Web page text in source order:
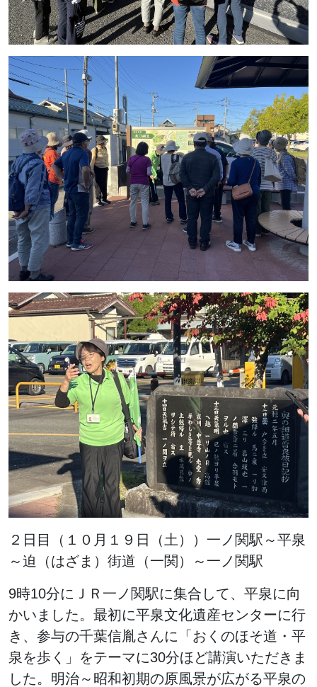
２日目（１０月１９日（土））一ノ関駅～平泉
～迫（はざま）街道（一関）～一ノ関駅
9時10分にＪＲ一ノ関駅に集合して、平泉に向
かいました。最初に平泉文化遺産センターに行
き、参与の千葉信胤さんに「おくのほそ道・平
泉を歩く」をテーマに30分ほど講演いただきま
した。明治～昭和初期の原風景が広がる平泉の